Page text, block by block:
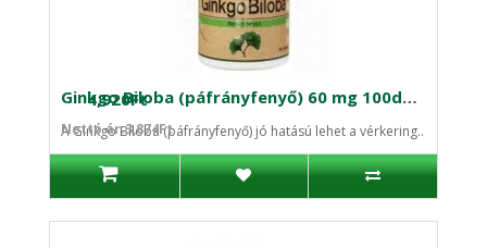
Ginkgo Biloba (páfrányfenyő) 60 mg 100db kapszula
A Ginkgo Biloba (páfrányfenyő) jó hatású lehet a vérkering..
4,920Ft
Nettó ár:3,874Ft